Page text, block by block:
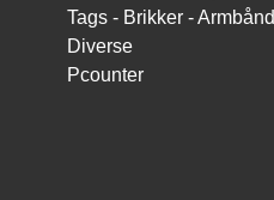
Tags - Brikker - Armbånd
Diverse
Pcounter